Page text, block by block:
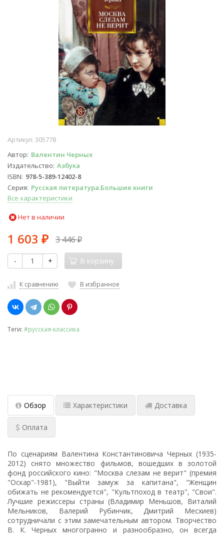
Артикул: 305778
Автор Валентин Черных
Издательство Азбука
ISBN 978-5-389-12402-8
Серия Русская литература.Большие книги
Все характеристики
Нет в наличии
1 603 ₽ 3 446₽
- + В корзину
К сравнению В избранное
Теги: #русская-классика
Обзор Характеристики Доставка
Оплата
По сценариям Валентина Константиновича Черных (1935-
2012) снято множество фильмов, вошедших в золотой
фонд российского кино: "Москва слезам не верит" (премия
"Оскар"-1981), "Выйти замуж за капитана", "Женщин
обижать не рекомендуется", "Культпоход в театр", "Свои".
Лучшие режиссеры страны (Владимир Меньшов, Виталий
Мельников, Валерий Рубинчик, Дмитрий Месхиев)
сотрудничали с этим замечательным автором. Творчество
В. К. Черных многогранно и разнообразно, он всегда